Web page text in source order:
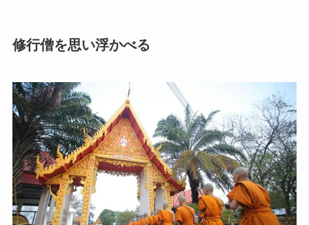
修行僧を思い浮かべる